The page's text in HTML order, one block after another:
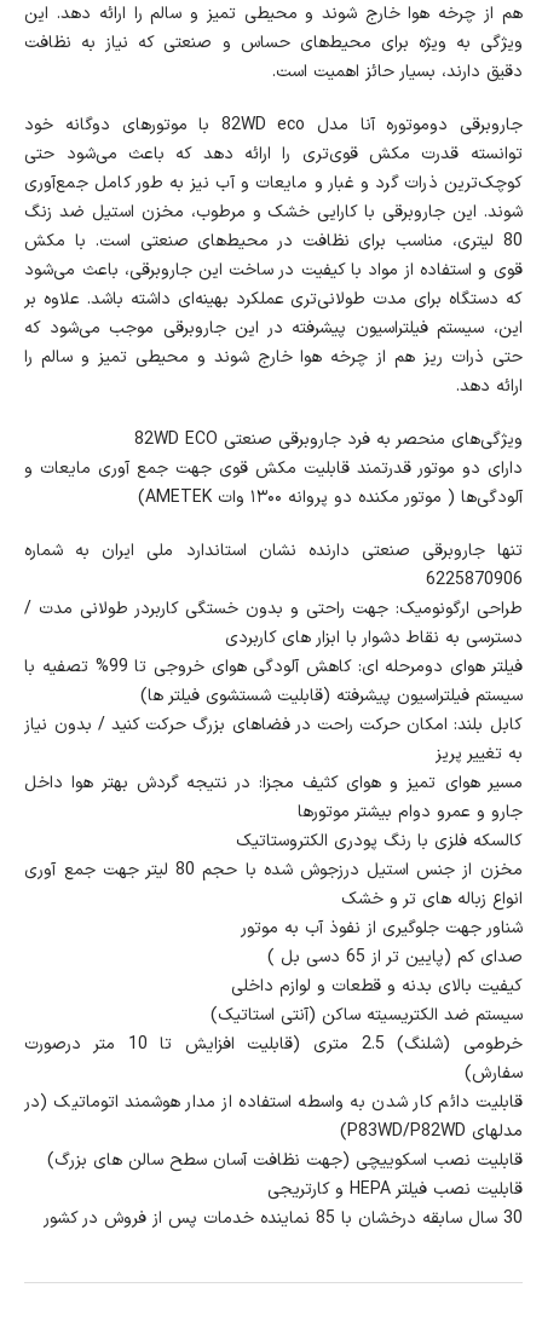
هم از چرخه هوا خارج شوند و محیطی تمیز و سالم را ارائه دهد. این
ویژگی به ویژه برای محیط‌های حساس و صنعتی که نیاز به نظافت
دقیق دارند، بسیار حائز اهمیت است.
جاروبرقی دوموتوره آنا مدل 82WD eco با موتورهای دوگانه خود
توانسته قدرت مکش قوی‌تری را ارائه دهد که باعث می‌شود حتی
کوچک‌ترین ذرات گرد و غبار و مایعات و آب نیز به طور کامل جمع‌آوری
شوند. این جاروبرقی با کارایی خشک و مرطوب، مخزن استیل ضد زنگ
80 لیتری، مناسب برای نظافت در محیط‌های صنعتی است. با مکش
قوی و استفاده از مواد با کیفیت در ساخت این جاروبرقی، باعث می‌شود
که دستگاه برای مدت طولانی‌تری عملکرد بهینه‌ای داشته باشد. علاوه بر
این، سیستم فیلتراسیون پیشرفته در این جاروبرقی موجب می‌شود که
حتی ذرات ریز هم از چرخه هوا خارج شوند و محیطی تمیز و سالم را
ارائه دهد.
ویژگی‌های منحصر به فرد جاروبرقی صنعتی 82WD ECO
دارای دو موتور قدرتمند قابلیت مکش قوی جهت جمع آوری مایعات و
آلودگی‌ها ( موتور مکنده دو پروانه ۱۳۰۰ وات AMETEK)
تنها جاروبرقی صنعتی دارنده نشان استاندارد ملی ایران به شماره
6225870906
طراحی ارگونومیک: جهت راحتی و بدون خستگی کاربردر طولانی مدت /
دسترسی به نقاط دشوار با ابزار های کاربردی
فیلتر هوای دومرحله ای: کاهش آلودگی هوای خروجی تا 99% تصفیه با
سیستم فیلتراسیون پیشرفته (قابلیت شستشوی فیلتر ها)
کابل بلند: امکان حرکت راحت در فضاهای بزرگ حرکت کنید / بدون نیاز
به تغییر پریز
مسیر هوای تمیز و هوای کثیف مجزا: در نتیجه گردش بهتر هوا داخل
جارو و عمرو دوام بیشتر موتورها
کالسکه فلزی با رنگ پودری الکتروستاتیک
مخزن از جنس استیل درزجوش شده با حجم 80 لیتر جهت جمع آوری
انواع زباله های تر و خشک
شناور جهت جلوگیری از نفوذ آب به موتور
صدای کم (پایین تر از 65 دسی بل )
کیفیت بالای بدنه و قطعات و لوازم داخلی
سیستم ضد الکتریسیته ساکن (آنتی استاتیک)
خرطومی (شلنگ) 2.5 متری (قابلیت افزایش تا 10 متر درصورت
سفارش)
قابلیت دائم کار شدن به واسطه استفاده از مدار هوشمند اتوماتیک (در
مدلهای P83WD/P82WD)
قابلیت نصب اسکوییچی (جهت نظافت آسان سطح سالن های بزرگ)
قابلیت نصب فیلتر HEPA و کارتریجی
30 سال سابقه درخشان با 85 نماینده خدمات پس از فروش در کشور